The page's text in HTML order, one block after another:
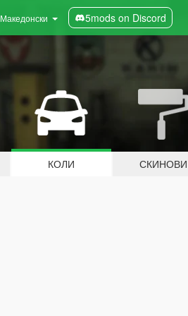
Македонски 5mods on Discord
КОЛИ СКИНОВИ